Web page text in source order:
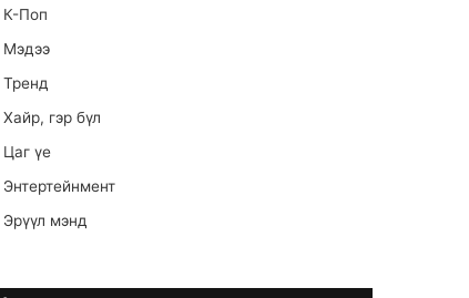
К-Поп
Мэдээ
Тренд
Хайр, гэр бүл
Цаг үе
Энтертейнмент
Эрүүл мэнд